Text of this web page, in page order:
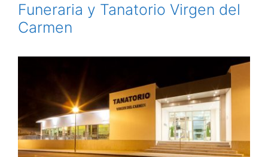
Funeraria y Tanatorio Virgen del
Carmen